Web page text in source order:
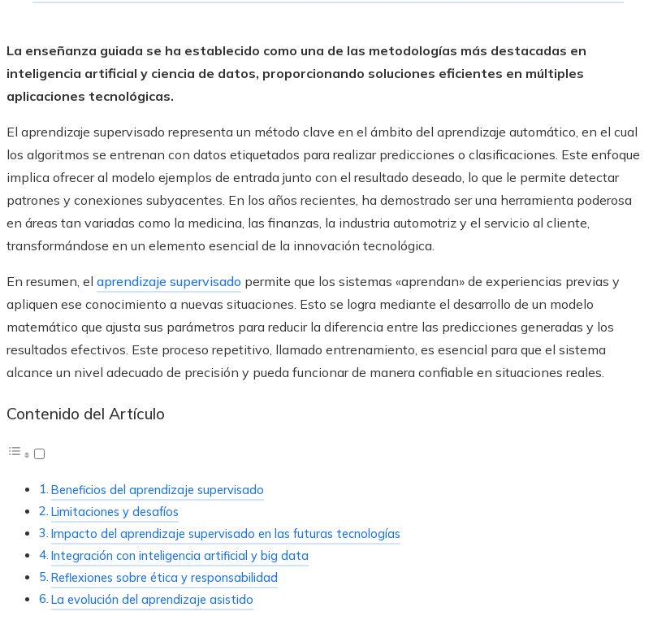
La enseñanza guiada se ha establecido como una de las metodologías más destacadas en
inteligencia artificial y ciencia de datos, proporcionando soluciones eficientes en múltiples
aplicaciones tecnológicas.
El aprendizaje supervisado representa un método clave en el ámbito del aprendizaje automático, en el cual
los algoritmos se entrenan con datos etiquetados para realizar predicciones o clasificaciones. Este enfoque
implica ofrecer al modelo ejemplos de entrada junto con el resultado deseado, lo que le permite detectar
patrones y conexiones subyacentes. En los años recientes, ha demostrado ser una herramienta poderosa
en áreas tan variadas como la medicina, las finanzas, la industria automotriz y el servicio al cliente,
transformándose en un elemento esencial de la innovación tecnológica.
En resumen, el aprendizaje supervisado permite que los sistemas «aprendan» de experiencias previas y
apliquen ese conocimiento a nuevas situaciones. Esto se logra mediante el desarrollo de un modelo
matemático que ajusta sus parámetros para reducir la diferencia entre las predicciones generadas y los
resultados efectivos. Este proceso repetitivo, llamado entrenamiento, es esencial para que el sistema
alcance un nivel adecuado de precisión y pueda funcionar de manera confiable en situaciones reales.
Contenido del Artículo
Beneficios del aprendizaje supervisado
Limitaciones y desafíos
Impacto del aprendizaje supervisado en las futuras tecnologías
Integración con inteligencia artificial y big data
Reflexiones sobre ética y responsabilidad
La evolución del aprendizaje asistido